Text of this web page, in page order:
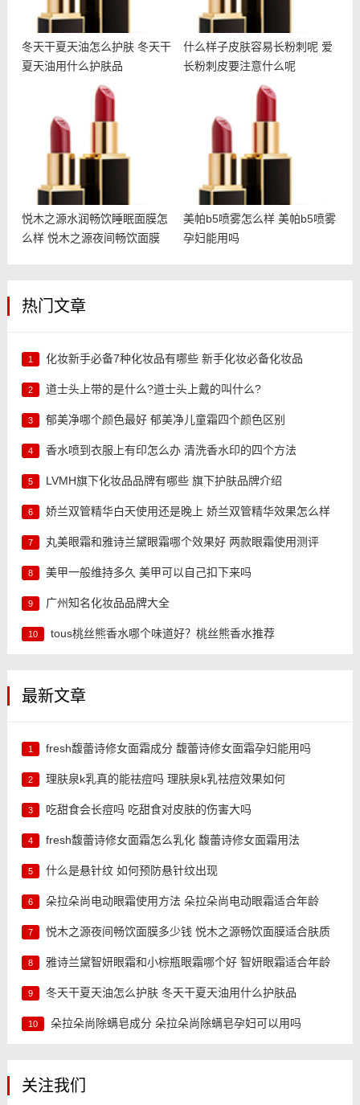
冬天干夏天油怎么护肤 冬天干
夏天油用什么护肤品
什么样子皮肤容易长粉刺呢 爱
长粉刺皮要注意什么呢
悦木之源水润畅饮睡眠面膜
悦木之源水润畅饮睡眠面膜怎
么样 悦木之源夜间畅饮面膜
美帕b5喷雾怎么样 美帕b5
美帕b5喷雾怎么样 美帕b5喷雾
孕妇能用吗
热门文章
1 化妆新手必备7种化妆品有哪些 新手化妆必备化妆品
2 道士头上带的是什么?道士头上戴的叫什么?
3 郁美净哪个颜色最好 郁美净儿童霜四个颜色区别
4 香水喷到衣服上有印怎么办 清洗香水印的四个方法
5 LVMH旗下化妆品品牌有哪些 旗下护肤品牌介绍
6 娇兰双管精华白天使用还是晚上 娇兰双管精华效果怎么样
7 丸美眼霜和雅诗兰黛眼霜哪个效果好 两款眼霜使用测评
8 美甲一般维持多久 美甲可以自己扣下来吗
9 广州知名化妆品品牌大全
10 tous桃丝熊香水哪个味道好？桃丝熊香水推荐
最新文章
1 fresh馥蕾诗修女面霜成分 馥蕾诗修女面霜孕妇能用吗
2 理肤泉k乳真的能祛痘吗 理肤泉k乳祛痘效果如何
3 吃甜食会长痘吗 吃甜食对皮肤的伤害大吗
4 fresh馥蕾诗修女面霜怎么乳化 馥蕾诗修女面霜用法
5 什么是悬针纹 如何预防悬针纹出现
6 朵拉朵尚电动眼霜使用方法 朵拉朵尚电动眼霜适合年龄
7 悦木之源夜间畅饮面膜多少钱 悦木之源畅饮面膜适合肤质
8 雅诗兰黛智妍眼霜和小棕瓶眼霜哪个好 智妍眼霜适合年龄
9 冬天干夏天油怎么护肤 冬天干夏天油用什么护肤品
10 朵拉朵尚除螨皂成分 朵拉朵尚除螨皂孕妇可以用吗
关注我们